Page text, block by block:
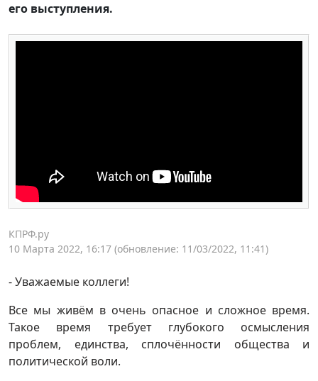
его выступления.
КПРФ.ру
10 Марта 2022, 16:17 (обновление: 11/03/2022, 11:41)
- Уважаемые коллеги!
Все мы живём в очень опасное и сложное время.
Такое время требует глубокого осмысления
проблем, единства, сплочённости общества и
политической воли.